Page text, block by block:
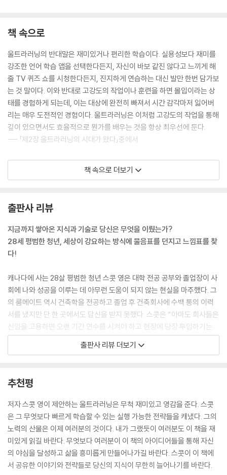
제10장 법칙7_유지: 새는 양동이에 물을 채우지 마라
십자말풀이 챔피언의 비결| 뇌는 처음에 배운 것부터 망각한다| 망각을 이
기는 4가지 암기법| 기억의 차이를 만들어내는 기술
제11장 법칙8_직관: 뼈대를 세우기 전에 깊게 파라
마술사로 불린 과학자의 유쾌한 비밀| 비상한 직관의 도서관| 깊이 있는 직
관을 기르는 법| ‘파인만 기법’ 활용하기| 집요한 연습을 놀이로 만든 천재
울트라러너
반 고흐는 어떻게 그림을 배웠는가| 숙련될수록 실험이 중요하다| 실험의
3가지 단계| 성장을 위한 실험적 마인드세트| 울트라러닝을 위한 실험 전
제13장 나의 첫 울트라러닝 프로젝트 시작하기
1단계: 자신에게 필요한 조사를 하라| 2단계: 일정을 조율하라| 3단계: 계
획을 실행하라| 4단계: 결과를 검토하라| 5단계: 배운 것을 유지할 것인
가, 완전히 익힐 것인가| 울트라러닝의 대안으로 가능한 것들
제14장 울트라러너는 어떻게 탄생하는가
체스 천재 만들기 프로젝트| 전설의 승부, 편견을 이기다| 전통적인 교육이
반드시 답은 아니다| 울트라러닝은 ‘자발성’이 필수다| 울트라러너를 어떻
게 길러낼 것인가| 천재 만들기에서 드러난 울트라러닝 법칙| 울트라러닝
환경 조성하기| 배움의 열망에는 끝이 없다
부록_ 울트라러닝 프로젝트에 관한 추가 메모
책 속으로
울트라러닝의 반대말은 재미있거나 편리한 학습이다. 실용성보다 재미를
강조한 언어 학습 앱을 선택한다든지, 자신이 바보 같진 않다고 느끼게 해
줄 TV 퀴즈 쇼를 시청한다든지, 진지하게 연습하는 대신 발만 한번 담가보
는 것 말이다. 이와 반대로 고강도의 작업이나 훈련을 하면 몰입이라는 상
태를 경험하게 되는데, 이는 대상에 완전히 빠져서 시간 감각마저 잃어버
리는 매우 도전적인 경험이다. 울트라러닝은 이처럼 고강도의 작업을 통해
깊이 있으면서도 효율적으로 뭔가를 배우는 것을 항상 최우선에 둔다.
--- 「제2장 울트라러닝의 시대가 왔다」중에서
울트라러닝은 변화하는 세계를 다루는 강력한 기술이다. 하드 스킬을 빠르
게 익히는 능력은 점점 더 중요해지고 있다. 따라서 처음에는 다소 투자가
하지만 내가 만난 울트라러너들 중 직업적 성공이 동기가 된 경우는 극히
드물었다. 새로 습득한 기술로 큰돈을 벌게 된 사람들조차도 그랬다. 그보
다는 하고 싶은 일에 대한 끌림, 깊은 호기심, 혹은 도전 그 자체가 그들을
앞으로 나아가도록 했다.
직접 학습은 내가 본 수많은 울트라러닝 프로젝트의 중요한 특징으로, 우
리 대부분이 받아온 교육 방식과는 상당히 다르다. 뭔가 새로운 것을 배우
려고 한다면 그 지식이 어디에서 어떻게 나타나야 하는지 스스로에게 물어
보는 습관을 들여라. 거기에 답변할 수 있다면 다음으로 그 맥락에서 자신
이 학습 중인 것과 연관된 일을 하고 있는지 물어라. 그렇게 하고 있지 않다
면 학습전이 문제가 고개를 쳐들었을 때 조심스럽게 발을 디뎌야 한다.
--- 「제6장 법칙3_직접 하기: 목표를 향해 똑바로 나아가라」중에서
리처드 파인만 같은 천재를 바라볼 때 우리는 별 노력 없이 직감으로 단계
인 그는 학습에 노력이 필요하다는 생각을 거부하는 듯 보인다. 하지만 그
안을 들여다보면 파인만은 울트라러너들과 많은 공통점을 가지고 있었다.
그는 사물을 이해하는 데 많은 노력을 기울였고, 직관적으로 작업할 수 있
는 방법들을 터득하기까지 어마어마한 시간을 투자했다.
--- 「제11장 법칙8_직관: 뼈대를 세우기 전에 깊게 파라」중에서
책 속으로 더보기
출판사 리뷰
지금까지 쌓아온 지식과 기술로 당신은 무엇을 이뤘는가?
28세 평범한 청년, 세상이 강요하는 방식에 물음표를 던지고 느낌표를 찾
다!
캐나다에 사는 28살 평범한 청년 스콧 영은 대학 전공 공부와 졸업장이 사
회에 나와 성공을 이루는 데 아무런 도움이 되지 않는 현실을 마주했다. 그
의 룸메이트 역시 건축학을 전공하고 졸업 후 건축회사에 수백 통의 이력
서를 냈지만 단 한 곳에서도 답신을 받지 못했다. 스콧은 “아마도 회사들은
신입을 고용하면 오랜 기간 연수를 시켜야 하고 현장에 당장 투입하기는
어렵다고 생각했을 것”이라고 추측했다. 그러자 그는 이런 사실에 회의를
느끼기보다는 자신이 살아가는 데 필요한 ‘진짜’ 지식과 능력이 무엇인지
스콧은 일찍이 학습, 생산성(productivity), 경력, 습관, 삶의 질에 관심
이 깊었다. 그래서 18살 때부터 이런 주제들을 조사·연구하고 개인적인 생
각과 의견들을 더해 자신의 블로그에 글을 써왔다. 대학 졸업 후 사회생활
을 하던 중 그는 자신의 가능성을 넓히는 데 필요한 지식과 능력을 스스로
습득해내야겠다고 결심하고 ‘영어 없이 1년 살기’, ‘MIT 챌린지’라는 독학
프로젝트에 도전한다. 이것은 ‘울트라러닝’(Ultralearning)의 서막이었
고, 이후 그의 삶은 180도 달라졌다.
출판사 리뷰 더보기
추천평
저자 스콧 영이 제안하는 울트라러닝은 무척 재미있고 영감을 준다. 스콧
은 그 무엇보다 빠르게 학습할 수 있는 실행 가능한 전략들을 캐냈다. 그의
노력의 산물은 이제 여러분의 것이다. 내가 그랬듯이 여러분도 이 책을 재
미있게 읽길 바란다. 무엇보다 여러분이 이 책의 아이디어들을 통해 자신
의 야심을 달성하고 삶을 흥미롭게 만들어나가길 바란다. 스콧이 이 책에
서 공유한 이야기와 전략들로 당신의 지식이 무한히 늘어나기를 바란다.